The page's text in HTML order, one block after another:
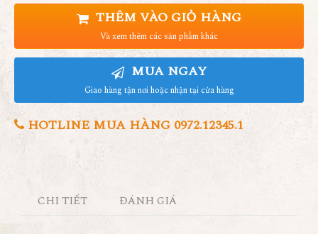
THÊM VÀO GIỎ HÀNG
Và xem thêm các sản phẩm khác
MUA NGAY
Giao hàng tận nơi hoặc nhận tại cửa hàng
HOTLINE MUA HÀNG 0972.12345.1
CHI TIẾT ĐÁNH GIÁ